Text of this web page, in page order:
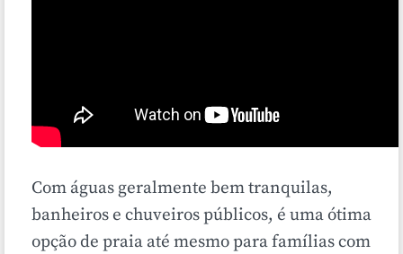
Com águas geralmente bem tranquilas,
banheiros e chuveiros públicos, é uma ótima
opção de praia até mesmo para famílias com